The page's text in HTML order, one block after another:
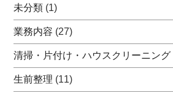
未分類 (1)
業務内容 (27)
清掃・片付け・ハウスクリーニング
生前整理 (11)